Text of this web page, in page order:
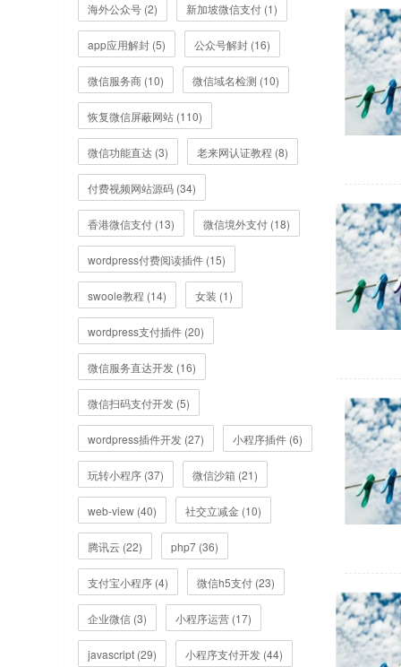
海外公众号 (2) 新加坡微信支付 (1)
app应用解封 (5) 公众号解封 (16)
微信服务商 (10) 微信域名检测 (10)
恢复微信屏蔽网站 (110)
微信功能直达 (3) 老来网认证教程 (8)
付费视频网站源码 (34)
香港微信支付 (13) 微信境外支付 (18)
wordpress付费阅读插件 (15)
swoole教程 (14) 女装 (1)
wordpress支付插件 (20)
微信服务直达开发 (16)
微信扫码支付开发 (5)
wordpress插件开发 (27) 小程序插件 (6)
玩转小程序 (37) 微信沙箱 (21)
web-view (40) 社交立减金 (10)
腾讯云 (22) php7 (36)
支付宝小程序 (4) 微信h5支付 (23)
企业微信 (3) 小程序运营 (17)
javascript (29) 小程序支付开发 (44)